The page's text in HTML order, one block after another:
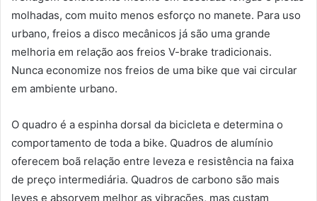
molhadas, com muito menos esforço no manete. Para uso
urbano, freios a disco mecânicos já são uma grande
melhoria em relação aos freios V-brake tradicionais.
Nunca economize nos freios de uma bike que vai circular
em ambiente urbano.
O quadro é a espinha dorsal da bicicleta e determina o
comportamento de toda a bike. Quadros de alumínio
oferecem boã relação entre leveza e resistência na faixa
de preço intermediária. Quadros de carbono são mais
leves e absorvem melhor as vibrações, mas custam